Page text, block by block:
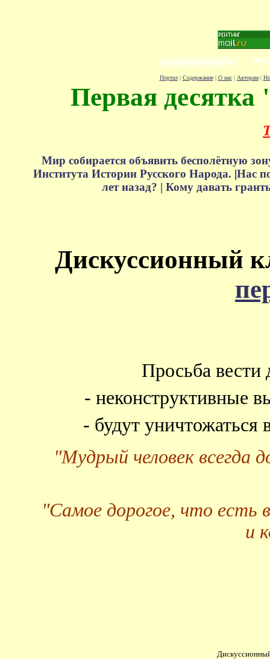
Портал| Содержание| О нас| Авторам|
Первая десятка
Мир собирается объявить бесполётную
Института Истории Русского Народа. |Нас
лет назад? | Кому давать
Дискуссионный
Просьба вести
- неконструктивные
- будут
"Мудрый человек всегда
"Самое дорогое, что есть
и